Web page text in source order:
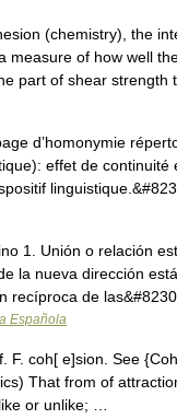
(chemistry), the
measure of how well
part of shear strength
d’homonymie
effet de
1. Unión o relación
la nueva dirección
recíproca de
Española
F. coh[ e]sion. See
That from of
or unlike; …